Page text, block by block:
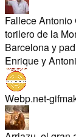
Fallece
torilero de la
Barcelona y
Enrique y
Webp.net-